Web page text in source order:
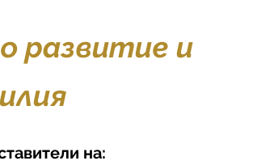
развитие и
на: